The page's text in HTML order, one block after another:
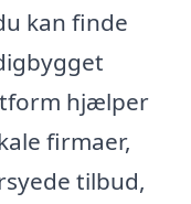
kan finde
hjælper
firmaer,
tilbud,